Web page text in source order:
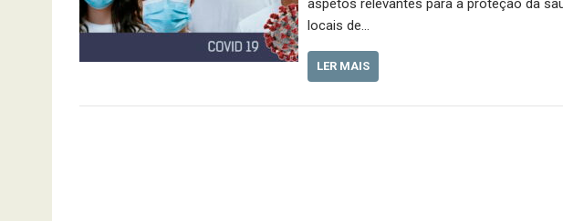
aspetos relevantes para a proteção da
locais de…
LER MAIS